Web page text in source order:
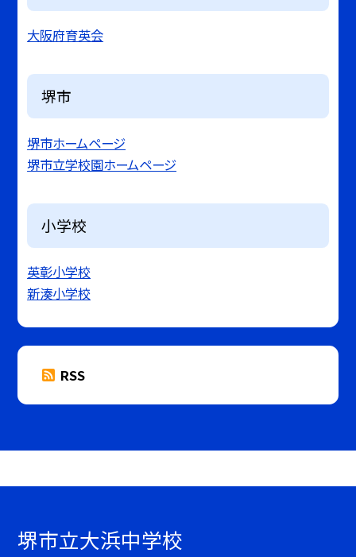
大阪府育英会
堺市
堺市ホームページ
堺市立学校園ホームページ
小学校
英彰小学校
新湊小学校
RSS
堺市立大浜中学校